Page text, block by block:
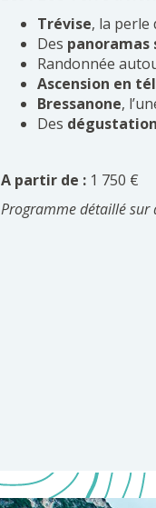
Trévise, la perle
Des panoramas
Randonnée
Ascension en
Bressanone,
Des
A partir de : 1 750 €
Programme détaillé sur